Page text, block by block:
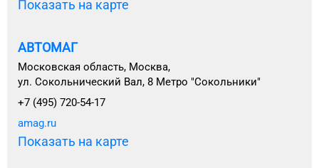
Показать на карте
АВТОМАГ
Московская область, Москва,
ул. Сокольнический Вал, 8 Метро "Сокольники"
+7 (495) 720-54-17
amag.ru
Показать на карте